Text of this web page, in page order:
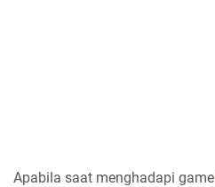
Apabila saat menghadapi game